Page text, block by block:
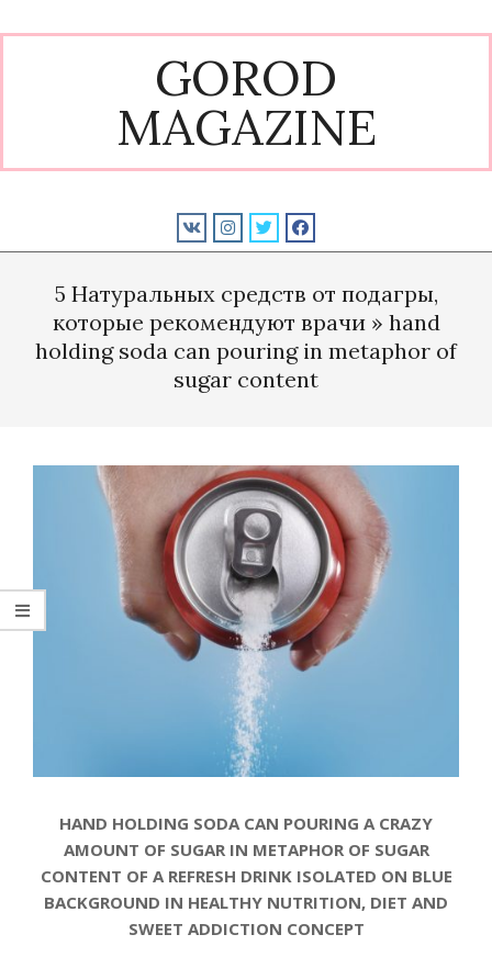
to
GOROD
MAGAZINE
Navigation5 Натуральных средств от подагры,
которые рекомендуют врачи » hand
holding soda can pouring in metaphor of
sugar content
HAND HOLDING SODA CAN POURING A CRAZY
AMOUNT OF SUGAR IN METAPHOR OF SUGAR
CONTENT OF A REFRESH DRINK ISOLATED ON BLUE
BACKGROUND IN HEALTHY NUTRITION, DIET AND
SWEET ADDICTION CONCEPT